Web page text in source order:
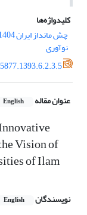
کلیدواژه‌ها
چش مانداز ایران 1404
نوآوری
عنوان مقاله English
Vision of
of Ilam
نویسندگان English